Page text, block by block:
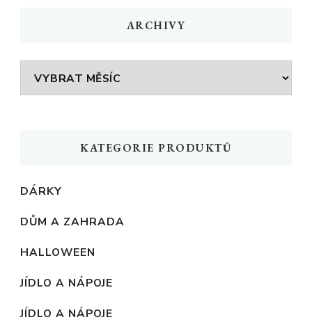
ARCHIVY
Archivy
KATEGORIE PRODUKTŮ
DÁRKY
DŮM A ZAHRADA
HALLOWEEN
JÍDLO A NÁPOJE
JÍDLO A NÁPOJE